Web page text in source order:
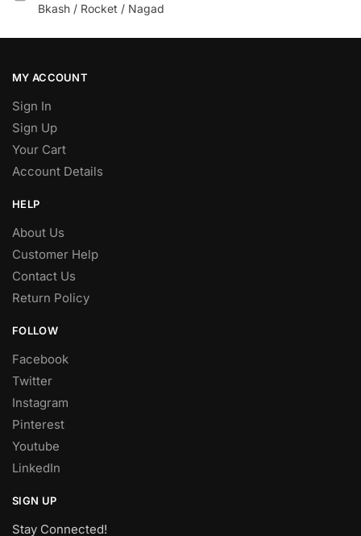
Bkash / Rocket / Nagad
MY ACCOUNT
Sign In
Sign Up
Your Cart
Account Details
HELP
About Us
Customer Help
Contact Us
Return Policy
FOLLOW
Facebook
Twitter
Instagram
Pinterest
Youtube
LinkedIn
SIGN UP
Stay Connected!